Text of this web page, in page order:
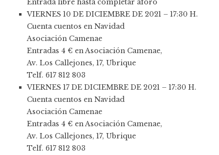
Entrada libre hasta completar aforo
VIERNES 10 DE DICIEMBRE DE 2021 – 17:30 H.
Cuenta cuentos en Navidad
Asociación Camenae
Entradas 4 € en Asociación Camenae,
Av. Los Callejones, 17, Ubrique
Telf. 617 812 803
VIERNES 17 DE DICIEMBRE DE 2021 – 17:30 H.
Cuenta cuentos en Navidad
Asociación Camenae
Entradas 4 € en Asociación Camenae,
Av. Los Callejones, 17, Ubrique
Telf. 617 812 803